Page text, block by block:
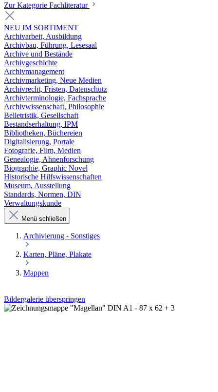
Zur Kategorie Fachliteratur
NEU IM SORTIMENT
Archivarbeit, Ausbildung
Archivbau, Führung, Lesesaal
Archive und Bestände
Archivgeschichte
Archivmanagement
Archivmarketing, Neue Medien
Archivrecht, Fristen, Datenschutz
Archivterminologie, Fachsprache
Archivwissenschaft, Philosophie
Belletristik, Gesellschaft
Bestandserhaltung, IPM
Bibliotheken, Büchereien
Digitalisierung, Portale
Fotografie, Film, Medien
Genealogie, Ahnenforschung
Biographie, Graphic Novel
Historische Hilfswissenschaften
Museum, Ausstellung
Standards, Normen, DIN
Verwaltungskunde
Menü schließen
Archivierung - Sonstiges
Karten, Pläne, Plakate
Mappen
Bildergalerie überspringen